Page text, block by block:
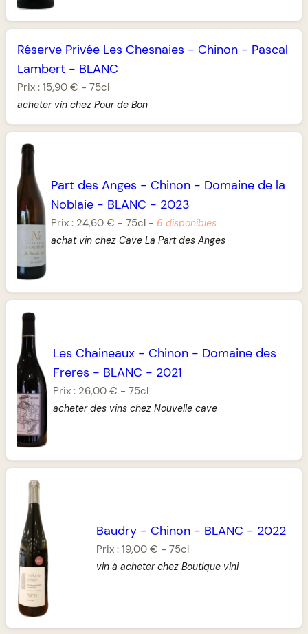
Réserve Privée Les Chesnaies - Chinon - Pascal
Lambert - BLANC
Prix : 15,90 € - 75cl
acheter vin chez Pour de Bon
Part des Anges - Chinon - Domaine de la
Noblaie - BLANC - 2023
Prix : 24,60 € - 75cl - 6 disponibles
achat vin chez Cave La Part des Anges
Les Chaineaux- Chinon- Domaine des
Freres - BLANC - 2021
Prix : 26,00 € - 75cl
acheter des vins chez Nouvelle cave
Baudry - Chinon - BLANC - 2022
Prix :19,00 € -75cl
vin à acheter chez Boutique vini